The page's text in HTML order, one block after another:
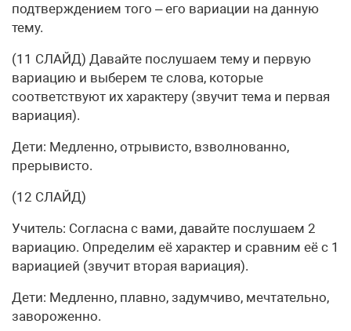
подтверждением того – его вариации на данную
тему.
(11 СЛАЙД) Давайте послушаем тему и первую
вариацию и выберем те слова, которые
соответствуют их характеру (звучит тема и первая
вариация).
Дети: Медленно, отрывисто, взволнованно,
прерывисто.
(12 СЛАЙД)
Учитель: Согласна с вами, давайте послушаем 2
вариацию. Определим её характер и сравним её с 1
вариацией (звучит вторая вариация).
Дети: Медленно, плавно, задумчиво, мечтательно,
завороженно.